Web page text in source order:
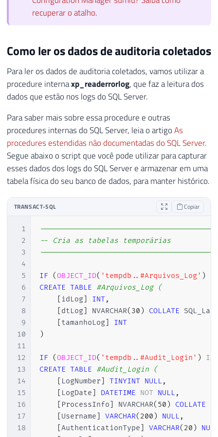
recuperar o atalho.
Como ler os dados de auditoria coletados
Para ler os dados de auditoria coletados, vamos utilizar a
procedure internaxp_readerrorlog, que faz a leitura dos
dados que estão nos logs do SQL Server.
Para saber mais sobre essa procedure e outras
procedures internas do SQL Server, leia o artigoAs
procedures estendidas não documentadas do SQL Server.
Segue abaixo o script que você pode utilizar para capturar
esses dados dos logs do SQL Server e armazenar em uma
tabela física do seu banco de dados, para manter histórico.
TRANSACT-SQL Copiar
1
2
3
4
5
6
7
8
9
10
11
12
13
14
15
16
17
18
-- Cria as tabelas temporárias
IF (OBJECT_ID( 'tempdb..#Arquivos_Log' )
CREATE TABLE #Arquivos_Log (
[ idLog] INT,
[dtLog] NVARCHAR( 30 ) COLLATE
[tamanhoLog]
INT
)
IF (OBJECT_ID( 'tempdb..#Audit_Login' )
IS
CREATE TABLE #Audit_Login (
[ LogNumber] TINYINT NULL ,
[ LogDate] DATETIME NOT NULL ,
[ ProcessInfo] NVARCHAR( 50 ) COLLATE
[Username] VARCHAR( 200 ) NULL ,
[AuthenticationType] VARCHAR( 20 )